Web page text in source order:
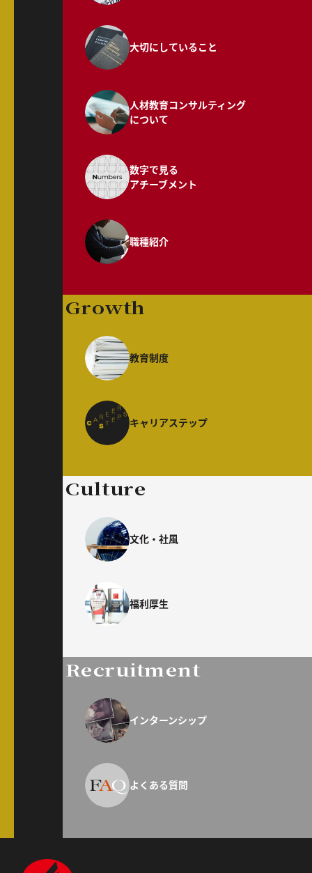
大切にしていること
人材教育コンサルティング
について
数字で見る
アチーブメント
職種紹介
Growth
教育制度
キャリアステップ
Culture
文化・社風
福利厚生
Recruitment
インターンシップ
よくある質問